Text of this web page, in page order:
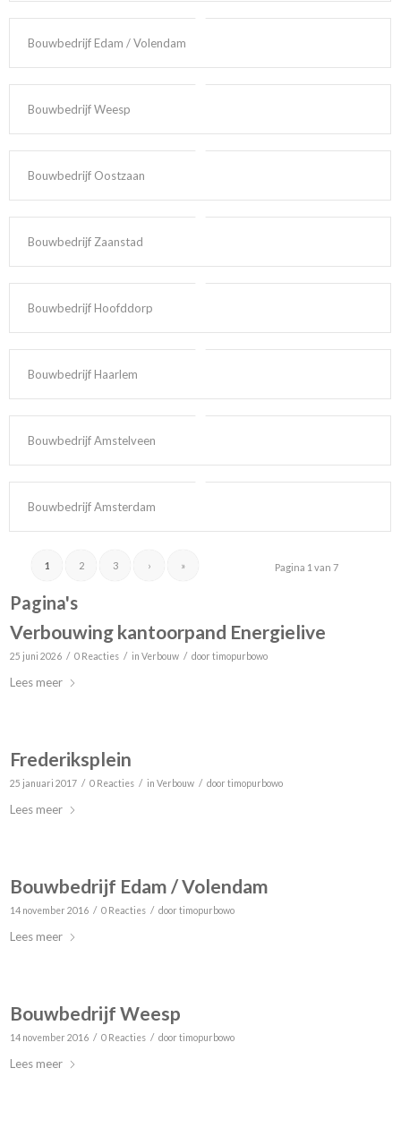
Bouwbedrijf Edam / Volendam
Bouwbedrijf Weesp
Bouwbedrijf Oostzaan
Bouwbedrijf Zaanstad
Bouwbedrijf Hoofddorp
Bouwbedrijf Haarlem
Bouwbedrijf Amstelveen
Bouwbedrijf Amsterdam
Pagina 1 van 7
1 2 3 › »
Pagina's
Verbouwing kantoorpand Energielive
25 juni 2026 / 0 Reacties / inVerbouw / doortimopurbowo
Lees meer
Frederiksplein
25 januari 2017 / 0 Reacties / inVerbouw / doortimopurbowo
Lees meer
Bouwbedrijf Edam / Volendam
14 november 2016 / 0 Reacties / doortimopurbowo
Lees meer
Bouwbedrijf Weesp
14 november 2016 / 0 Reacties / doortimopurbowo
Lees meer